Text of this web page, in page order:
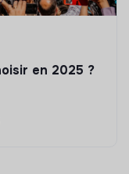
en 2025 ?